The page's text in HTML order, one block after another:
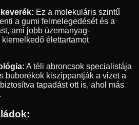
Ez a molekuláris szintű
a gumi felmelegedését és a
ami jobb üzemanyag-
élettartamot
A téli abroncsok specialistája
buborékok kiszippantják a vizet a
tapadást ott is, ahol más